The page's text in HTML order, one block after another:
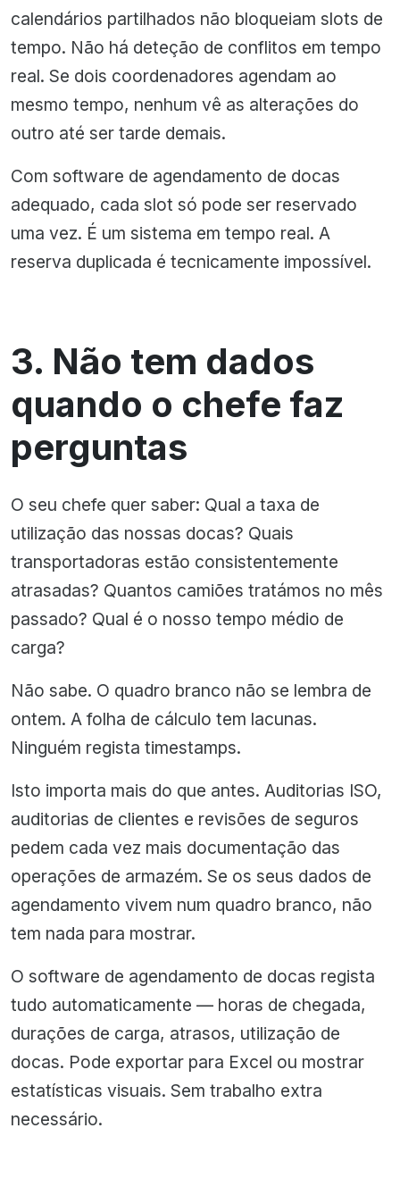
calendários partilhados não bloqueiam slots de
tempo. Não há deteção de conflitos em tempo
real. Se dois coordenadores agendam ao
mesmo tempo, nenhum vê as alterações do
outro até ser tarde demais.
Com software de agendamento de docas
adequado, cada slot só pode ser reservado
uma vez. É um sistema em tempo real. A
reserva duplicada é tecnicamente impossível.
3. Não tem dados
quando o chefe faz
perguntas
O seu chefe quer saber: Qual a taxa de
utilização das nossas docas? Quais
transportadoras estão consistentemente
atrasadas? Quantos camiões tratámos no mês
passado? Qual é o nosso tempo médio de
carga?
Não sabe. O quadro branco não se lembra de
ontem. A folha de cálculo tem lacunas.
Ninguém regista timestamps.
Isto importa mais do que antes. Auditorias ISO,
auditorias de clientes e revisões de seguros
pedem cada vez mais documentação das
operações de armazém. Se os seus dados de
agendamento vivem num quadro branco, não
tem nada para mostrar.
O software de agendamento de docas regista
tudo automaticamente — horas de chegada,
durações de carga, atrasos, utilização de
docas. Pode exportar para Excel ou mostrar
estatísticas visuais. Sem trabalho extra
necessário.